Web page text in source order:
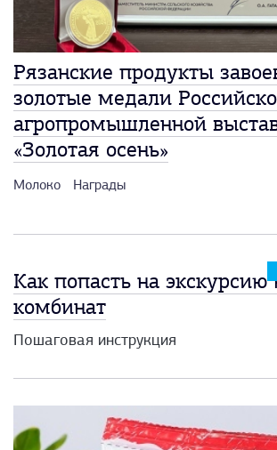
Рязанские продукты
золотые медали
агропромышленной
«Золотая осень»
Молоко Награды
Как попасть на
комбинат
Пошаговая инструкция